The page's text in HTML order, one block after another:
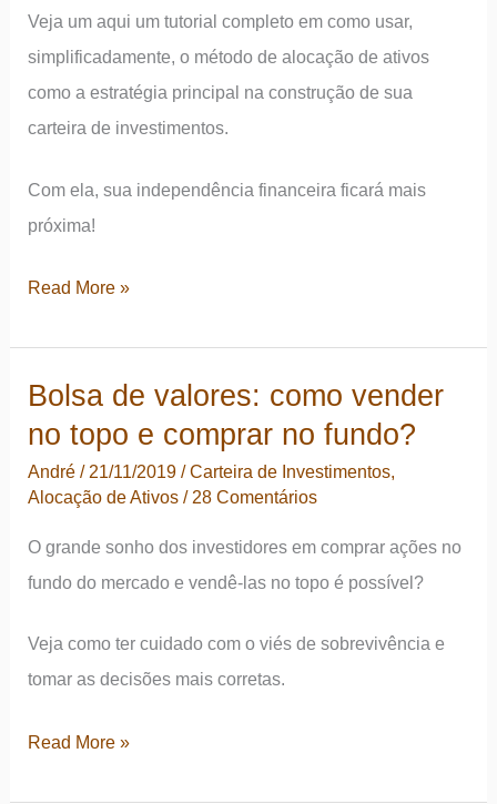
Veja um aqui um tutorial completo em como usar,
simplificadamente, o método de alocação de ativos
como a estratégia principal na construção de sua
carteira de investimentos.
Com ela, sua independência financeira ficará mais
próxima!
O
Alocação
de
Ativos?
Um
sua
carteira
investimentos
Read More »
Bolsa de valores: como vender
no topo e comprar no fundo?
André/ 21/11/2019/Carteira de Investimentos,
Alocação de Ativos / 28 Comentários
O grande sonho dos investidores em comprar ações no
fundo do mercado e vendê-las no topo é possível?
Veja como ter cuidado com o viés de sobrevivência e
tomar as decisões mais corretas.
Bolsa
Read More »